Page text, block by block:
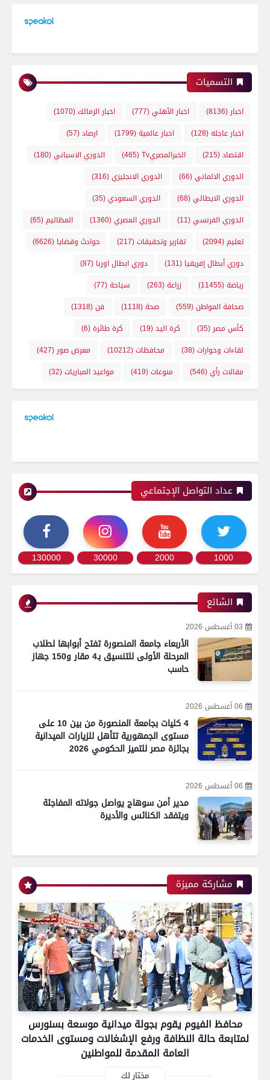
التسميات
اخبار (8136) اخبار الأهلي(777) اخبار الزمالك(1070)
اخبار عاجله(128) اخبار عالمية(1799) ارصاد(57)
اقتصاد(215) الخبرالمصريTv (465) الدوري الاسباني(180)
الدوري الالماني(66) الدوري الانجليزي(316)
الدوري الايطالي(68) الدوري السعودي(35)
الدوري الفرنسي(11) الدوري المصري(1360) المظاليم(65)
تعليم(2094) تقارير وتحقيقات(217) حوادث وقضايا (6626)
دوري أبطال إفريقيا (131) دوري ابطال اوربا (87)
رياضة(11455) زراعة(263) سياحة(77)
صحافة المواطن(559) صحة(1118) فن(1318)
كأس مصر (35) كرة اليد(19) كرة طائرة(6)
لقاءات وحوارات(38) محافظات(10212) معرض صور (427)
مقالات رأي(546) منوعات(419) مواعيد المباريات(32)
عداد التواصل الإجتماعي
1000
2000
30000
130000
الشائع
03 أغسطس 2026
الأربعاء جامعة المنصورة تفتح أبوابها لطلاب
المرحلة الأولى للتنسيق بـ4 مقار و150 جهاز
حاسب
06 أغسطس 2026
4 كليات بجامعة المنصورة من بين 10 على
مستوى الجمهورية تتأهل للزيارات الميدانية
بجائزة مصر للتميز الحكومي 2026
06 أغسطس 2026
مدير أمن سوهاج يواصل جولاته المفاجئة
ويتفقد الكنائس والأديرة
مشاركة مميزة
محافظ الفيوم يقوم بجولة ميدانية موسعة بسنورس
لمتابعة حالة النظافة ورفع الإشغالات ومستوى الخدمات
العامة المقدمة للمواطنين
مختار لك